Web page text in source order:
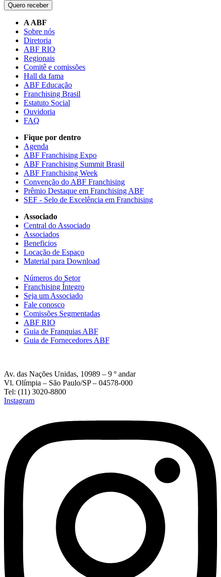
Quero receber
A ABF
Sobre nós
Diretoria
ABF RIO
Regionais
Comitê e comissões
Hall da fama
ABF Educação
Franchising Brasil
Estatuto Social
Ouvidoria
FAQ
Fique por dentro
Agenda
ABF Franchising Expo
ABF Franchising Summit Brasil
ABF Franchising Week
Convenção do ABF Franchising
Prêmio Destaque em Franchising ABF
SEF - Selo de Excelência em Franchising
Associado
Central do Associado
Associados
Beneficios
Locação de Espaço
Material para Download
Números do Setor
Franchising Íntegro
Seja um Associado
Fale conosco
Comissões Segmentadas
ABF RIO
Guia de Franquias ABF
Guia de Fornecedores ABF
Av. das Nações Unidas, 10989 – 9 º andar
Vl. Olímpia – São Paulo/SP – 04578-000
Tel: (11) 3020-8800
Instagram